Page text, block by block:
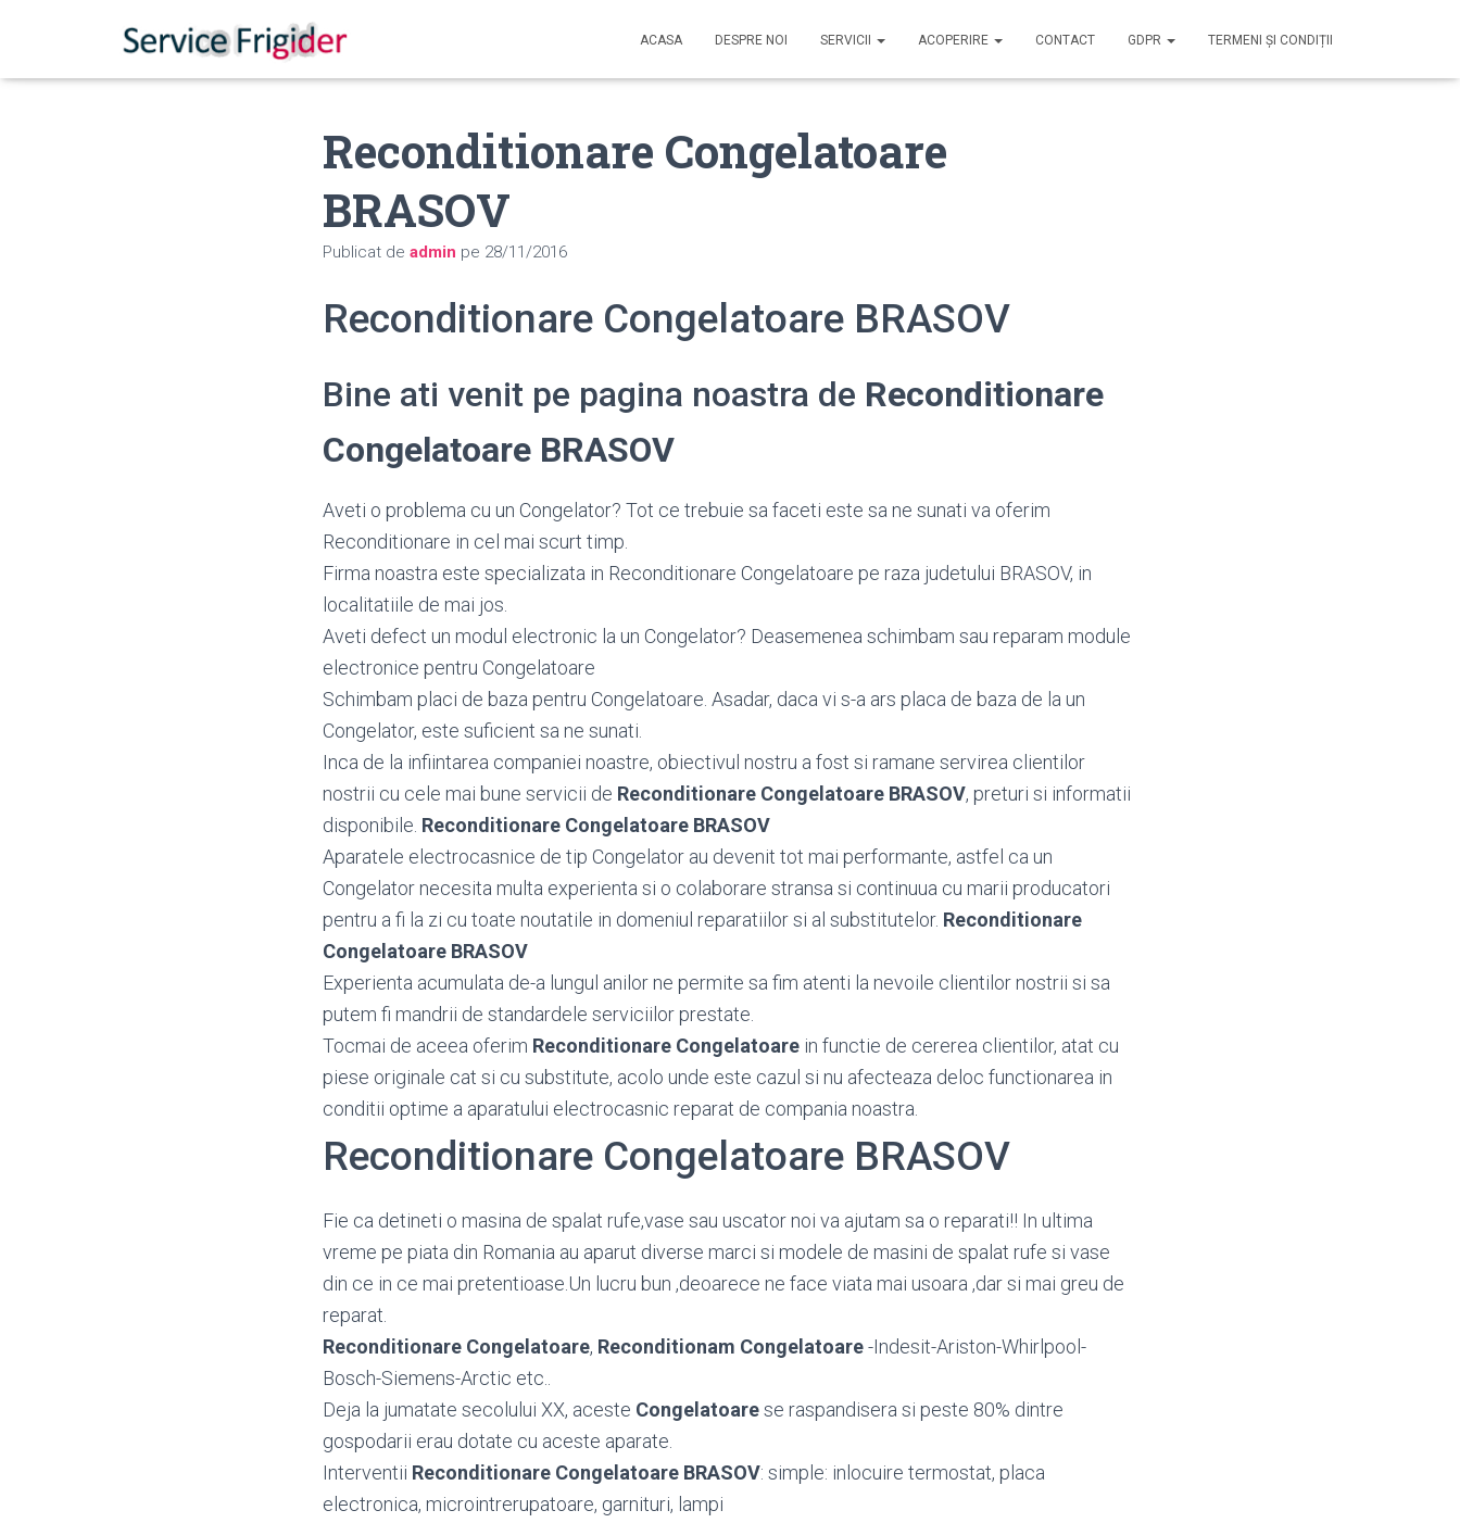
ACASA DESPRE NOI SERVICII ACOPERIRE CONTACT GDPR TERMENI ȘI CONDIȚII
Reconditionare Congelatoare
BRASOV
Publicat de admin pe 28/11/2016
Reconditionare Congelatoare BRASOV
Bine ati venit pe pagina noastra de Reconditionare
Congelatoare BRASOV
Aveti o problema cu un Congelator? Tot ce trebuie sa faceti este sa ne sunati va oferim
Reconditionare in cel mai scurt timp.
Firma noastra este specializata in Reconditionare Congelatoare pe raza judetului BRASOV, in
localitatiile de mai jos.
Aveti defect un modul electronic la un Congelator? Deasemenea schimbam sau reparam module
electronice pentru Congelatoare
Schimbam placi de baza pentru Congelatoare. Asadar, daca vi s-a ars placa de baza de la un
Congelator, este suficient sa ne sunati.
Inca de la infiintarea companiei noastre, obiectivul nostru a fost si ramane servirea clientilor
nostrii cu cele mai bune servicii de Reconditionare Congelatoare BRASOV, preturi si informatii
disponibile. Reconditionare Congelatoare BRASOV
Aparatele electrocasnice de tip Congelator au devenit tot mai performante, astfel ca un
Congelator necesita multa experienta si o colaborare stransa si continuua cu marii producatori
pentru a fi la zi cu toate noutatile in domeniul reparatiilor si al substitutelor. Reconditionare
Congelatoare BRASOV
Experienta acumulata de-a lungul anilor ne permite sa fim atenti la nevoile clientilor nostrii si sa
putem fi mandrii de standardele serviciilor prestate.
Tocmai de aceea oferim Reconditionare Congelatoare in functie de cererea clientilor, atat cu
piese originale cat si cu substitute, acolo unde este cazul si nu afecteaza deloc functionarea in
conditii optime a aparatului electrocasnic reparat de compania noastra.
Reconditionare Congelatoare BRASOV
Fie ca detineti o masina de spalat rufe,vase sau uscator noi va ajutam sa o reparati!! In ultima
vreme pe piata din Romania au aparut diverse marci si modele de masini de spalat rufe si vase
din ce in ce mai pretentioase.Un lucru bun ,deoarece ne face viata mai usoara ,dar si mai greu de
reparat.
Reconditionare Congelatoare, Reconditionam Congelatoare-Indesit-Ariston-Whirlpool-
Bosch-Siemens-Arctic etc..
Deja la jumatate secolului XX, aceste Congelatoarese raspandisera si peste 80% dintre
gospodarii erau dotate cu aceste aparate.
Interventii Reconditionare Congelatoare BRASOV: simple: inlocuire termostat, placa
electronica, microintrerupatoare, garnituri, lampi